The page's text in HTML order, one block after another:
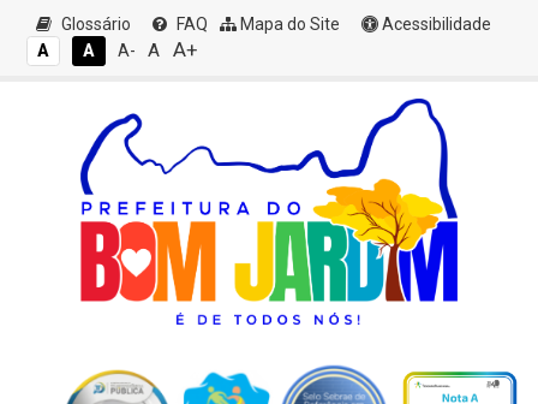
Glossário FAQ Mapa do Site
Acessibilidade
A
A A- A A+